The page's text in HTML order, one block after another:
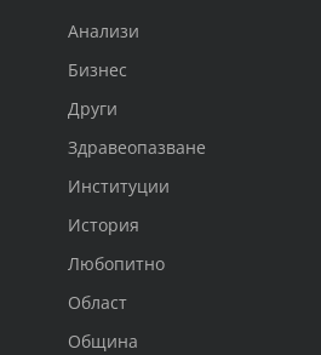
Анализи
Бизнес
Други
Здравеопазване
Институции
История
Любопитно
Област
Община